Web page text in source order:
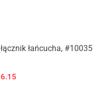
Produkt niedostępny
łącznik łańcucha, #10035
6.15